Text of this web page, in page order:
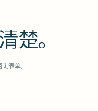
楚。
表单。